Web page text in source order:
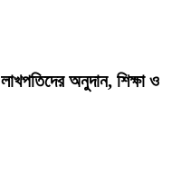
অনুদান, শিক্ষা ও